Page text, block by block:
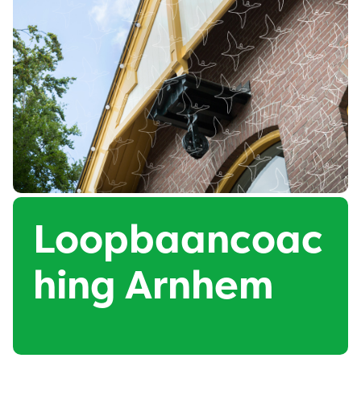
Loopbaancoac
hing Arnhem